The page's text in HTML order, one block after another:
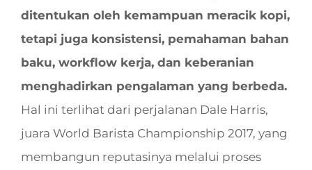
ditentukan oleh kemampuan meracik kopi,
tetapi juga konsistensi, pemahaman bahan
baku, workflow kerja, dan keberanian
menghadirkan pengalaman yang berbeda.
Hal ini terlihat dari perjalanan Dale Harris,
juara World Barista Championship 2017, yang
membangun reputasinya melalui proses